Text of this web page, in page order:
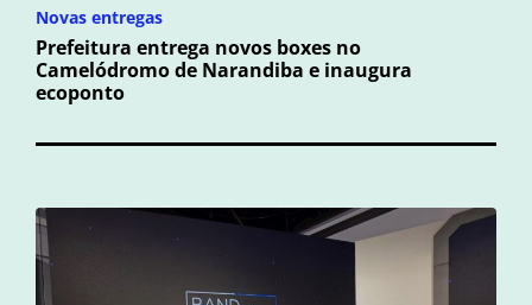
Novas entregas
Prefeitura entrega novos boxes no
Camelódromo de Narandiba e inaugura
ecoponto